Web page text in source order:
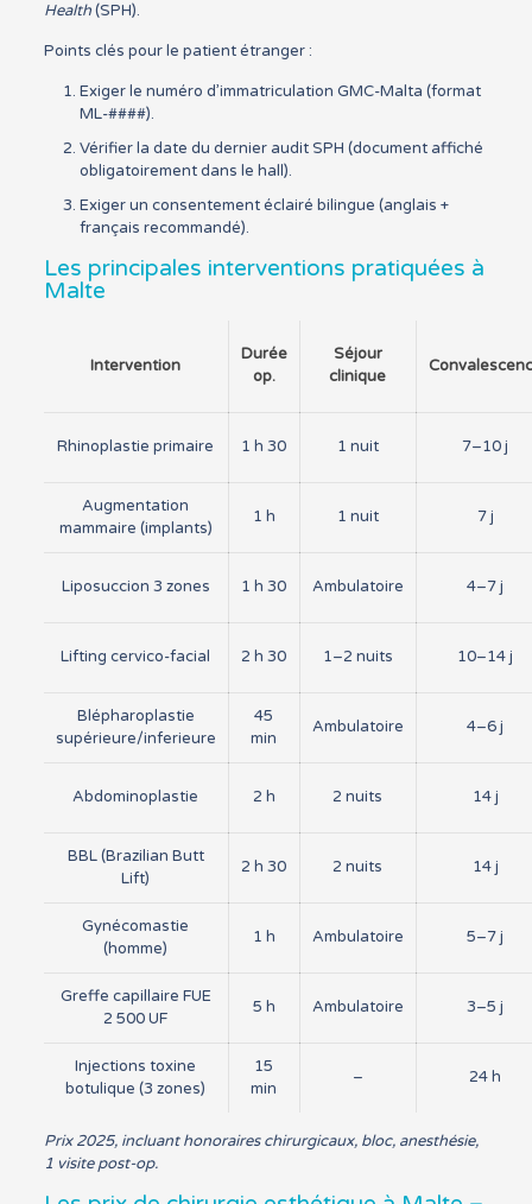
Health(SPH).
Points clés pour le patient étranger :
Exiger le numéro d’immatriculation GMC-Malta (format
ML-####).
Vérifier la date du dernier audit SPH (document affiché
obligatoirement dans le hall).
Exiger un consentement éclairé bilingue (anglais +
français recommandé).
Les principales interventions pratiquées à
Malte
Intervention
Durée
op.
Séjour
clinique
Rhinoplastie primaire 1 h 30 1 nuit 7–10 j
Augmentation
mammaire (implants)
1 h 1 nuit 7 j
Liposuccion 3 zones 1 h 30 Ambulatoire 4–7 j
Lifting cervico-facial 2 h 30 1–2 nuits 10–14 j
Blépharoplastie
supérieure/inferieure
45
min
Ambulatoire 4–6 j
Abdominoplastie 2 h 2 nuits 14 j
BBL (Brazilian Butt
Lift)
2 h 30 2 nuits 14 j
Gynécomastie
(homme)
1 h Ambulatoire 5–7 j
Greffe capillaire FUE
2 500 UF
5 h Ambulatoire 3–5 j
Injections toxine
botulique (3 zones)
15
min
– 24 h
Prix 2025, incluant honoraires chirurgicaux, bloc, anesthésie,
1 visite post-op.